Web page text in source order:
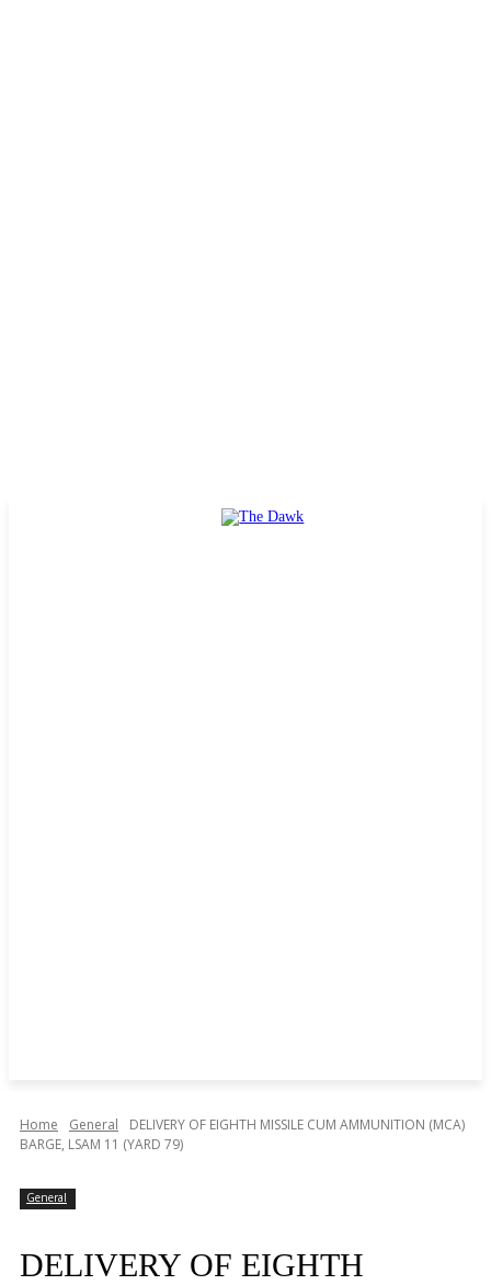
Home General
DELIVERY OF EIGHTH MISSILE CUM AMMUNITION (MCA)
BARGE, LSAM 11 (YARD 79)
General
DELIVERY OF EIGHTH